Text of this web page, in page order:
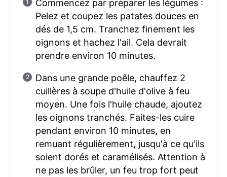
Commencez par préparer les légumes :
Pelez et coupez les patates douces en
dés de 1,5 cm. Tranchez finement les
oignons et hachez l'ail. Cela devrait
prendre environ 10 minutes.
Dans une grande poêle, chauffez 2
cuillères à soupe d'huile d'olive à feu
moyen. Une fois l'huile chaude, ajoutez
les oignons tranchés. Faites-les cuire
pendant environ 10 minutes, en
remuant régulièrement, jusqu'à ce qu'ils
soient dorés et caramélisés. Attention à
ne pas les brûler, un feu trop fort peut